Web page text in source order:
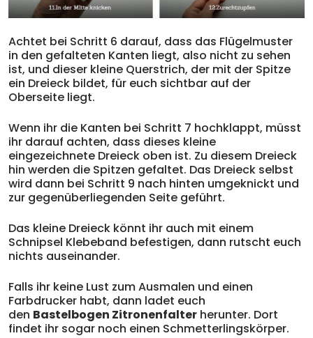
Achtet bei Schritt 6 darauf, dass das Flügelmuster
in den gefalteten Kanten liegt, also nicht zu sehen
ist, und dieser kleine Querstrich, der mit der Spitze
ein Dreieck bildet, für euch sichtbar auf der
Oberseite liegt.
Wenn ihr die Kanten bei Schritt 7 hochklappt, müsst
ihr darauf achten, dass dieses kleine
eingezeichnete Dreieck oben ist. Zu diesem Dreieck
hin werden die Spitzen gefaltet. Das Dreieck selbst
wird dann bei Schritt 9 nach hinten umgeknickt und
zur gegenüberliegenden Seite geführt.
Das kleine Dreieck könnt ihr auch mit einem
Schnipsel Klebeband befestigen, dann rutscht euch
nichts auseinander.
Falls ihr keine Lust zum Ausmalen und einen
Farbdrucker habt, dann ladet euch
den Bastelbogen Zitronenfalter herunter. Dort
findet ihr sogar noch einen Schmetterlingskörper.